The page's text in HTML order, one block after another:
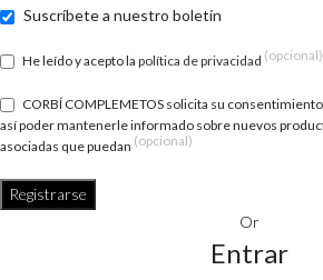
Suscríbete a nuestro boletín
He leído y acepto la política de privacidad (opcional)
CORBÍ COMPLEMETOS solicita su
así poder mantenerle informado sobre nuevos
asociadas que puedan (opcional)
Registrarse
Or
Entrar